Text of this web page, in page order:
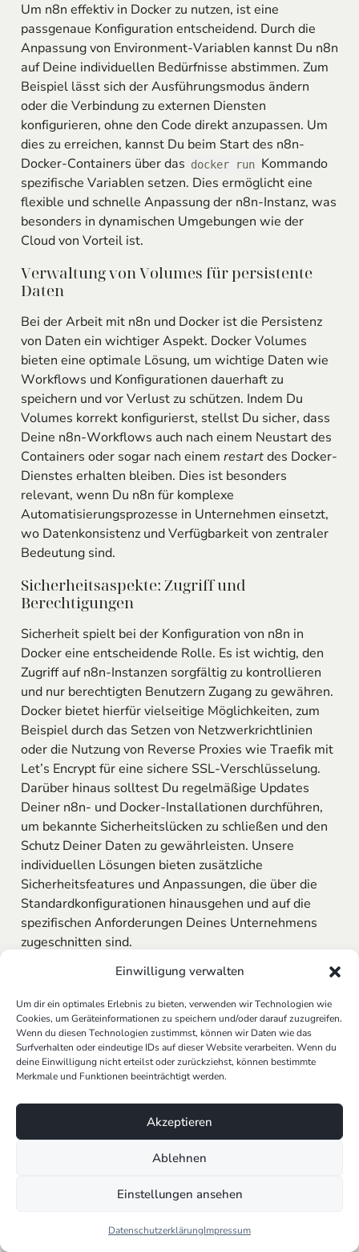
Einwilligung verwalten
Um dir ein optimales Erlebnis zu bieten, verwenden wir Technologien wie
Cookies, um Geräteinformationen zu speichern und/oder darauf zuzugreifen.
Wenn du diesen Technologien zustimmst, können wir Daten wie das
Surfverhalten oder eindeutige IDs auf dieser Website verarbeiten. Wenn du
deine Einwilligung nicht erteilst oder zurückziehst, können bestimmte
Merkmale und Funktionen beeinträchtigt werden.
Akzeptieren
Ablehnen
Einstellungen ansehen
DatenschutzerklärungImpressum
Um n8n effektiv in Docker zu nutzen, ist eine
passgenaue Konfiguration entscheidend. Durch die
Anpassung von Environment-Variablen kannst Du n8n
auf Deine individuellen Bedürfnisse abstimmen. Zum
Beispiel lässt sich der Ausführungsmodus ändern
oder die Verbindung zu externen Diensten
konfigurieren, ohne den Code direkt anzupassen. Um
dies zu erreichen, kannst Du beim Start des n8n-
Docker-Containers über das docker run Kommando
spezifische Variablen setzen. Dies ermöglicht eine
flexible und schnelle Anpassung der n8n-Instanz, was
besonders in dynamischen Umgebungen wie der
Cloud von Vorteil ist.
Verwaltung von Volumes für persistente
Daten
Bei der Arbeit mit n8n und Docker ist die Persistenz
von Daten ein wichtiger Aspekt. Docker Volumes
bieten eine optimale Lösung, um wichtige Daten wie
Workflows und Konfigurationen dauerhaft zu
speichern und vor Verlust zu schützen. Indem Du
Volumes korrekt konfigurierst, stellst Du sicher, dass
Deine n8n-Workflows auch nach einem Neustart des
Containers oder sogar nach einem restartdes Docker-
Dienstes erhalten bleiben. Dies ist besonders
relevant, wenn Du n8n für komplexe
Automatisierungsprozesse in Unternehmen einsetzt,
wo Datenkonsistenz und Verfügbarkeit von zentraler
Bedeutung sind.
Sicherheitsaspekte: Zugriff und
Berechtigungen
Sicherheit spielt bei der Konfiguration von n8n in
Docker eine entscheidende Rolle. Es ist wichtig, den
Zugriff auf n8n-Instanzen sorgfältig zu kontrollieren
und nur berechtigten Benutzern Zugang zu gewähren.
Docker bietet hierfür vielseitige Möglichkeiten, zum
Beispiel durch das Setzen von Netzwerkrichtlinien
oder die Nutzung von Reverse Proxies wie Traefik mit
Let’s Encrypt für eine sichere SSL-Verschlüsselung.
Darüber hinaus solltest Du regelmäßige Updates
Deiner n8n- und Docker-Installationen durchführen,
um bekannte Sicherheitslücken zu schließen und den
Schutz Deiner Daten zu gewährleisten. Unsere
individuellen Lösungen bieten zusätzliche
Sicherheitsfeatures und Anpassungen, die über die
Standardkonfigurationen hinausgehen und auf die
spezifischen Anforderungen Deines Unternehmens
zugeschnitten sind.
In jedem dieser Bereiche setzen wir auf
hinausgehen, was mit Standard-Tools wie n8n in
Docker erreichbar ist. Unsere Expertise inSmart KI-
Automationund die Entwicklung vonAI Agentsfür
Unternehmenermöglichen es uns, Prozesse nicht nur
und so einen echten Mehrwert für Dein Business zu
Automatisierung mit n8n in Docker
Erstellen von Automatisierungs-Workflows